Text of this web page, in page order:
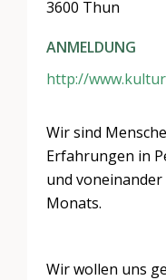
3600 Thun
ANMELDUNG
http://
Wir sind
Erfahrungen in
und voneinander
Monats.
Wir wollen uns